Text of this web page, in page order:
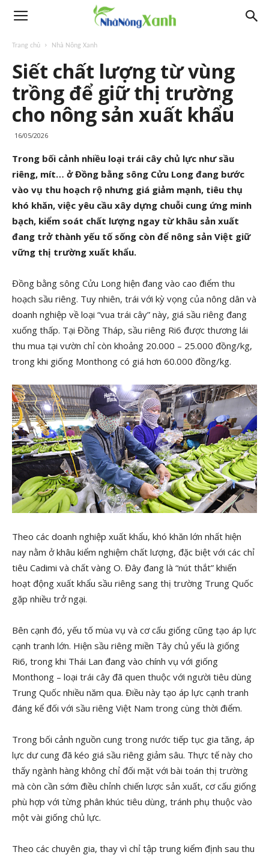
Trang chủ Nhà Nông Xanh
Siết chất lượng từ vùng
trồng để giữ thị trường
cho nông sản xuất khẩu
16/05/2026
Trong bối cảnh nhiều loại trái cây chủ lực như sầu
riêng, mít… ở Đồng bằng sông Cửu Long đang bước
vào vụ thu hoạch rộ nhưng giá giảm mạnh, tiêu thụ
khó khăn, việc yêu cầu xây dựng chuỗi cung ứng minh
bạch, kiểm soát chất lượng ngay từ khâu sản xuất
đang trở thành yếu tố sống còn để nông sản Việt giữ
vững thị trường xuất khẩu.
Đồng bằng sông Cửu Long hiện đang vào cao điểm thu
hoạch sầu riêng. Tuy nhiên, trái với kỳ vọng của nông dân và
doanh nghiệp về loại “vua trái cây” này, giá sầu riêng đang
xuống thấp. Tại Đồng Tháp, sầu riêng Ri6 được thương lái
thu mua tại vườn chỉ còn khoảng 20.000 – 25.000 đồng/kg,
trong khi giống Monthong có giá hơn 60.000 đồng/kg.
Theo các doanh nghiệp xuất khẩu, khó khăn lớn nhất hiện
nay nằm ở khâu kiểm nghiệm chất lượng, đặc biệt với các chỉ
tiêu Cadimi và chất vàng O. Đây đang là “nút thắt” khiến
hoạt động xuất khẩu sầu riêng sang thị trường Trung Quốc
gặp nhiều trở ngại.
Bên cạnh đó, yếu tố mùa vụ và cơ cấu giống cũng tạo áp lực
cạnh tranh lớn. Hiện sầu riêng miền Tây chủ yếu là giống
Ri6, trong khi Thái Lan đang vào chính vụ với giống
Monthong – loại trái cây đã quen thuộc với người tiêu dùng
Trung Quốc nhiều năm qua. Điều này tạo áp lực cạnh tranh
đáng kể đối với sầu riêng Việt Nam trong cùng thời điểm.
Trong bối cảnh nguồn cung trong nước tiếp tục gia tăng, áp
lực dư cung đã kéo giá sầu riêng giảm sâu. Thực tế này cho
thấy ngành hàng không chỉ đối mặt với bài toán thị trường
mà còn cần sớm điều chỉnh chiến lược sản xuất, cơ cấu giống
phù hợp với từng phân khúc tiêu dùng, tránh phụ thuộc vào
một vài giống chủ lực.
Theo các chuyên gia, thay vì chỉ tập trung kiểm định sau thu